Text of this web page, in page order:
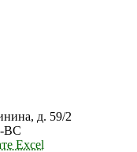
д. 59/2
ВС
Excel